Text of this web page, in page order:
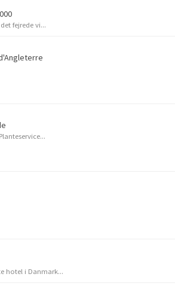
fejrede vi...
hotel i Danmark...